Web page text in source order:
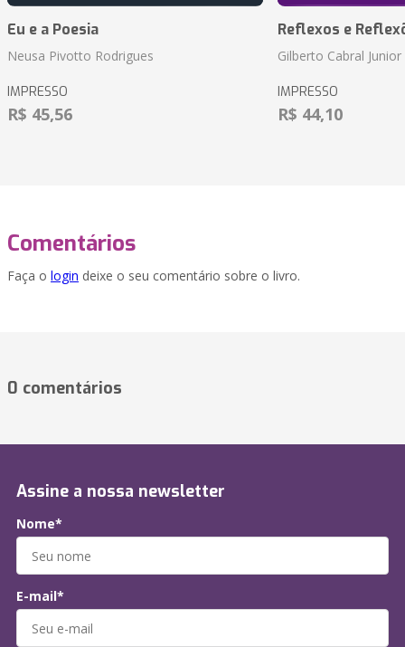
Eu e a Poesia
Neusa Pivotto Rodrigues
IMPRESSO
R$ 45,56
Reflexos e
Gilberto Cabral Junior
IMPRESSO
R$ 44,10
Comentários
Faça o login deixe o seu comentário sobre o livro.
0 comentários
Assine a nossa newsletter
Nome*
E-mail*